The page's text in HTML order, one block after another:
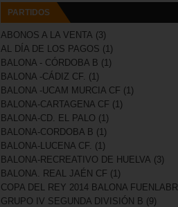
PARTIDOS
ABONOS A LA VENTA (3)
AL DÍA DE LOS PAGOS (1)
BALONA - CÓRDOBA B (1)
BALONA -CÁDIZ CF. (1)
BALONA -UCAM MURCIA CF (1)
BALONA-CARTAGENA CF (1)
BALONA-CD. EL PALO (1)
BALONA-CORDOBA B (1)
BALONA-LUCENA CF. (1)
BALONA-RECREATIVO DE HUELVA (3)
BALONA. REAL JAÉN CF (1)
COPA DEL REY 2014 BALONA
GRUPO IV SEGUNDA DIVISIÓN B (9)